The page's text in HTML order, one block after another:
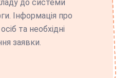
до системи
Інформація про
та необхідні
заявки.